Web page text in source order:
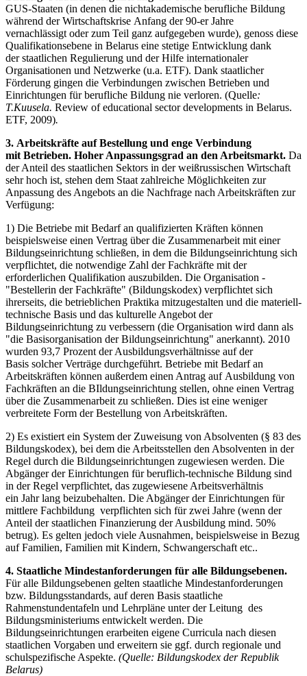
GUS-Staaten (in denen die nichtakademische berufliche Bildung
während der Wirtschaftskrise Anfang der 90-er Jahre
vernachlässigt oder zum Teil ganz aufgegeben wurde), genoss diese
Qualifikationsebene in Belarus eine stetige Entwicklung dank
der staatlichen Regulierung und der Hilfe internationaler
Organisationen und Netzwerke (u.a. ETF). Dank staatlicher
Förderung gingen die Verbindungen zwischen Betrieben und
Einrichtungen für berufliche Bildung nie verloren. (Quelle:
T.Kuusela. Review of educational sector developments in Belarus.
ETF, 2009).
3. Arbeitskräfte auf Bestellung und enge Verbindung
mit Betrieben. Hoher Anpassungsgrad an den Arbeitsmarkt. Da
der Anteil des staatlichen Sektors in der weißrussischen Wirtschaft
sehr hoch ist, stehen dem Staat zahlreiche Möglichkeiten zur
Anpassung des Angebots an die Nachfrage nach Arbeitskräften zur
Verfügung:
1) Die Betriebe mit Bedarf an qualifizierten Kräften können
beispielsweise einen Vertrag über die Zusammenarbeit mit einer
Bildungseinrichtung schließen, in dem die Bildungseinrichtung sich
verpflichtet, die notwendige Zahl der Fachkräfte mit der
erforderlichen Qualifikation auszubilden. Die Organisation -
"Bestellerin der Fachkräfte" (Bildungskodex) verpflichtet sich
ihrerseits, die betrieblichen Praktika mitzugestalten und die materiell-
technische Basis und das kulturelle Angebot der
Bildungseinrichtung zu verbessern (die Organisation wird dann als
"die Basisorganisation der Bildungseinrichtung" anerkannt). 2010
wurden 93,7 Prozent der Ausbildungsverhältnisse auf der
Basis solcher Verträge durchgeführt. Betriebe mit Bedarf an
Arbeitskräften können außerdem einen Antrag auf Ausbildung von
Fachkräften an die BIldungseinrichtung stellen, ohne einen Vertrag
über die Zusammenarbeit zu schließen. Dies ist eine weniger
verbreitete Form der Bestellung von Arbeitskräften.
2) Es existiert ein System der Zuweisung von Absolventen (§ 83 des
Bildungskodex), bei dem die Arbeitsstellen den Absolventen in der
Regel durch die Bildungseinrichtungen zugewiesen werden. Die
Abgänger der Einrichtungen für beruflich-technische Bildung sind
in der Regel verpflichtet, das zugewiesene Arbeitsverhältnis
ein Jahr lang beizubehalten. Die Abgänger der Einrichtungen für
mittlere Fachbildung verpflichten sich für zwei Jahre (wenn der
Anteil der staatlichen Finanzierung der Ausbildung mind. 50%
betrug). Es gelten jedoch viele Ausnahmen, beispielsweise in Bezug
auf Familien, Familien mit Kindern, Schwangerschaft etc..
4. Staatliche Mindestanforderungen für alle Bildungsebenen.
Für alle Bildungsebenen gelten staatliche Mindestanforderungen
bzw. Bildungsstandards, auf deren Basis staatliche
Rahmenstundentafeln und Lehrpläne unter der Leitung des
Bildungsministeriums entwickelt werden. Die
Bildungseinrichtungen erarbeiten eigene Curricula nach diesen
staatlichen Vorgaben und erweitern sie ggf. durch regionale und
schulspezifische Aspekte. (Quelle: Bildungskodex der Republik
Belarus)